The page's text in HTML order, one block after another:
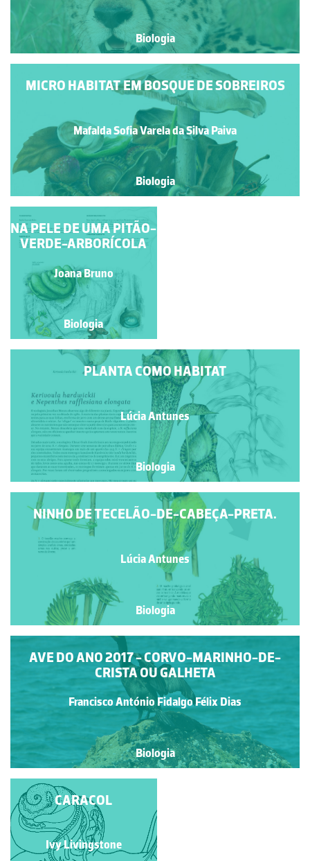
Biologia
MICRO HABITAT EM BOSQUE DE SOBREIROS
Mafalda Sofia Varela da Silva Paiva
Biologia
PAINEL INFOGRÁFICO
DE UM HABITAT DE
ÁGUA DOCE
Mafalda Sofia Varela da
Silva Paiva
Biologia
PLANTA COMO HABITAT
Lúcia Antunes
Biologia
NINHO DE TECELÃO-DE-CABEÇA-PRETA.
Lúcia Antunes
Biologia
NA PELE DE UMA PITÃO-
VERDE-ARBORÍCOLA
Joana Bruno
Biologia
AVE DO ANO 2017 - CORVO-MARINHO-DE-
CRISTA OU GALHETA
Francisco António Fidalgo Félix Dias
Biologia
GUARDIÃO DA ORLA
COSTEIRA
PENICHEIRA
Francisco António Fidalgo
Félix Dias
CARACOL
Ivy Livingstone